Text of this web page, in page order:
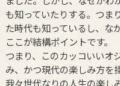
も知っていたりする。つまり
た時代も知っているし、な
ここが結構ポイントです。
つまり、このカッコいいオ
み、かつ現代の楽しみ方を
我々世代なりの人生の楽し